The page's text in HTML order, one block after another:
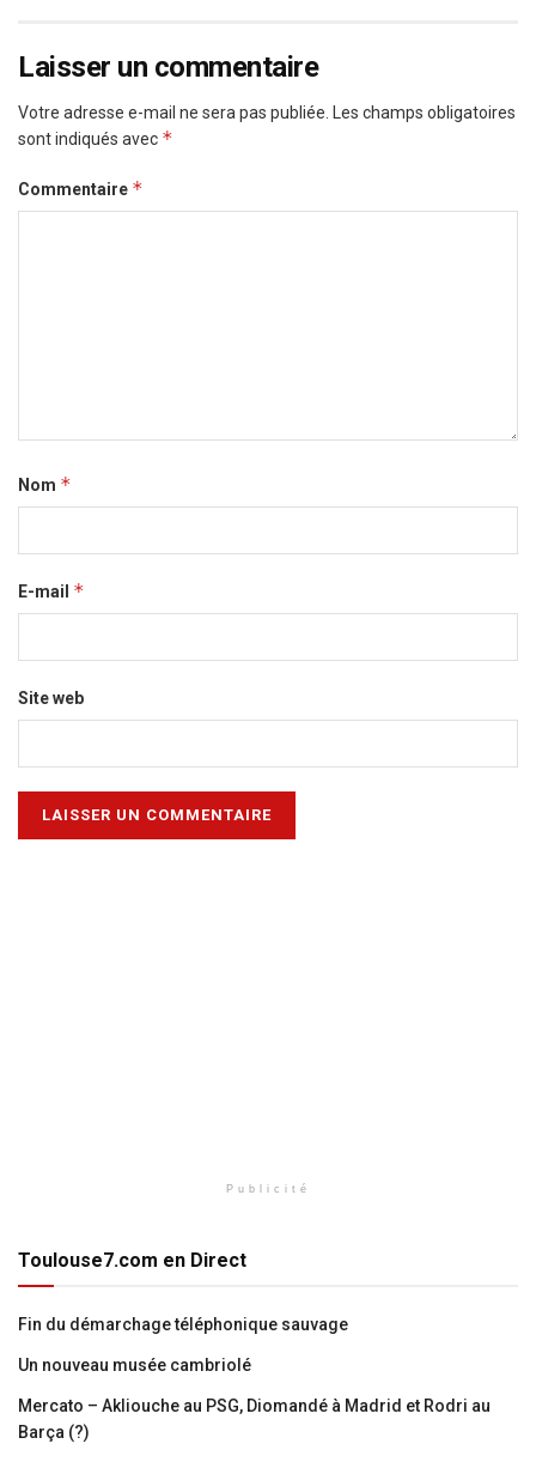
Laisser un commentaire
Votre adresse e-mail ne sera pas publiée. Les champs obligatoires
sont indiqués avec *
Commentaire *
Nom *
E-mail *
Site web
Publicité
Toulouse7.com en Direct
Fin du démarchage téléphonique sauvage
Un nouveau musée cambriolé
Mercato – Akliouche au PSG, Diomandé à Madrid et Rodri au
Barça (?)